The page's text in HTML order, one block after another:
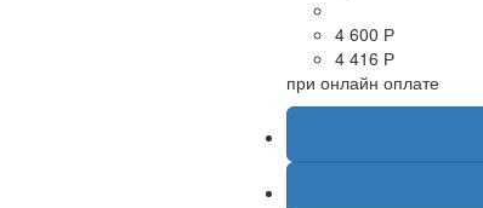
4 600 Р
4 416 Р
при онлайн оплате